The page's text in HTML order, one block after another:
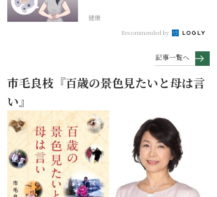
健康
Recommended by
記事一覧へ
市毛良枝『百歳の景色見たいと母は言
い』